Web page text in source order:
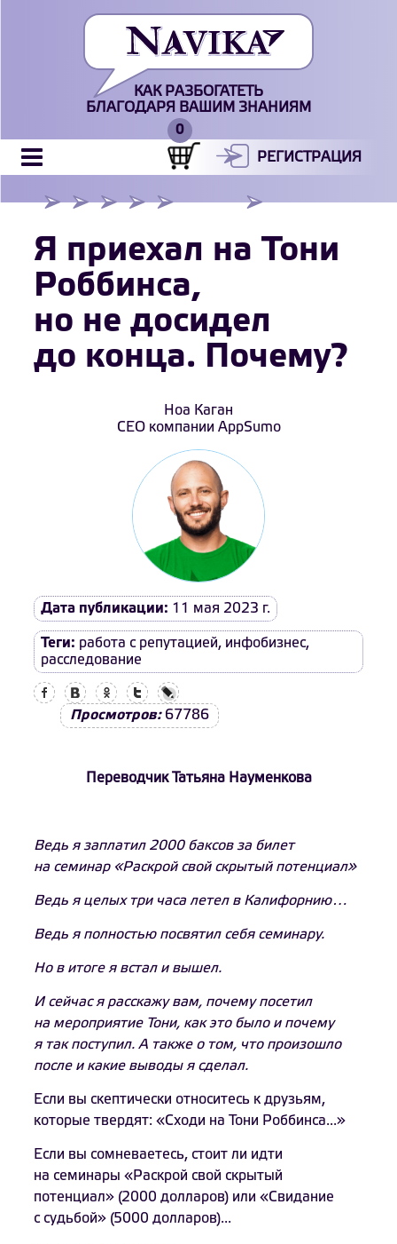
КАК РАЗБОГАТЕТЬ
БЛАГОДАРЯ ВАШИМ ЗНАНИЯМ
РЕГИСТРАЦИЯ
Я приехал на Тони
Роббинса,
но не досидел
до конца. Почему?
Ноа Каган
СЕО компании AppSumo
Дата публикации: 11 мая 2023 г.
Теги: работа с репутацией, инфобизнес,
расследование
Просмотров:67786
Переводчик Татьяна Науменкова
Ведь я заплатил 2000 баксов за билет
на семинар «Раскрой свой скрытый потенциал»
Ведь я целых три часа летел в Калифорнию…
Ведь я полностью посвятил себя семинару.
Но в итоге я встал и вышел.
И сейчас я расскажу вам, почему посетил
на мероприятие Тони, как это было и почему
я так поступил. А также о том, что произошло
после и какие выводы я сделал.
Если вы скептически относитесь к друзьям,
которые твердят: «Сходи на Тони Роббинса...»
Если вы сомневаетесь, стоит ли идти
на семинары «Раскрой свой скрытый
потенциал» (2000 долларов) или «Свидание
с судьбой» (5000 долларов)...